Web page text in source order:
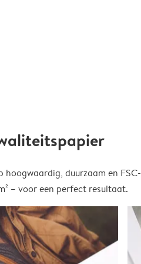
duurzaam en FSC-
– voor een perfect resultaat.